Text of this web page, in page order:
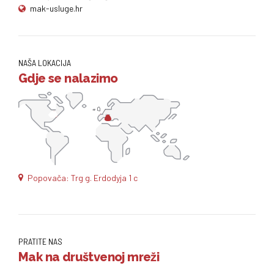
mak-usluge.hr
NAŠA LOKACIJA
Gdje se nalazimo
Popovača: Trg g. Erdodyja 1 c
PRATITE NAS
Mak na društvenoj mreži